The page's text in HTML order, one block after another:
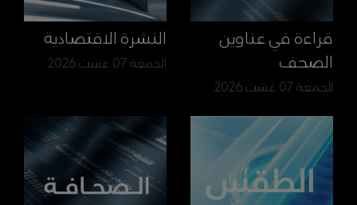
قراءة في عناوين
الصحف
الجمعة 07 غشت 2026
النشرة الاقتصادية
الجمعة 07 غشت 2026